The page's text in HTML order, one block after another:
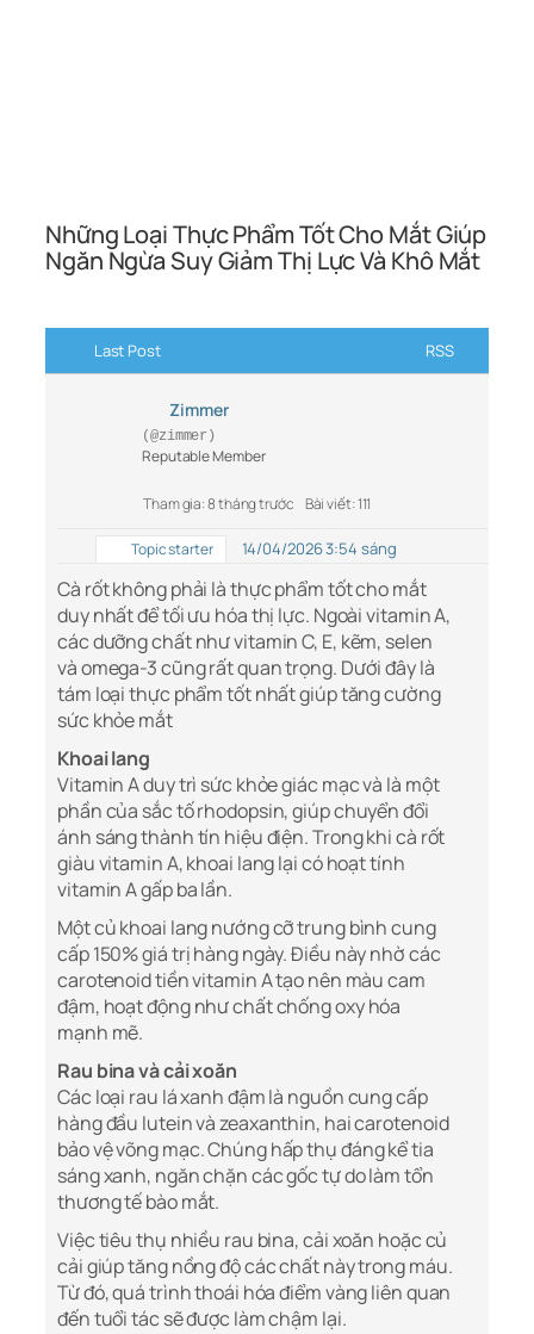
Những Loại Thực Phẩm Tốt Cho Mắt Giúp
Ngăn Ngừa Suy Giảm Thị Lực Và Khô Mắt
Last Post RSS
Zimmer
(@zimmer)
Reputable Member
Tham gia: 8 tháng trước Bài viết: 111
Topic starter 14/04/2026 3:54 sáng
Cà rốt không phải là thực phẩm tốt cho mắt
duy nhất để tối ưu hóa thị lực. Ngoài vitamin A,
các dưỡng chất như vitamin C, E, kẽm, selen
và omega-3 cũng rất quan trọng. Dưới đây là
tám loại thực phẩm tốt nhất giúp tăng cường
sức khỏe mắt
Khoai lang
Vitamin A duy trì sức khỏe giác mạc và là một
phần của sắc tố rhodopsin, giúp chuyển đổi
ánh sáng thành tín hiệu điện. Trong khi cà rốt
giàu vitamin A, khoai lang lại có hoạt tính
vitamin A gấp ba lần.
Một củ khoai lang nướng cỡ trung bình cung
cấp 150% giá trị hàng ngày. Điều này nhờ các
carotenoid tiền vitamin A tạo nên màu cam
đậm, hoạt động như chất chống oxy hóa
mạnh mẽ.
Rau bina và cải xoăn
Các loại rau lá xanh đậm là nguồn cung cấp
hàng đầu lutein và zeaxanthin, hai carotenoid
bảo vệ võng mạc. Chúng hấp thụ đáng kể tia
sáng xanh, ngăn chặn các gốc tự do làm tổn
thương tế bào mắt.
Việc tiêu thụ nhiều rau bina, cải xoăn hoặc củ
cải giúp tăng nồng độ các chất này trong máu.
Từ đó, quá trình thoái hóa điểm vàng liên quan
đến tuổi tác sẽ được làm chậm lại.